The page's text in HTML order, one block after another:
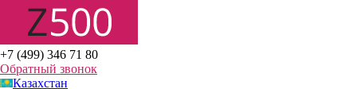
+7 (499) 346 71 80
Обратный звонок
Казахстан